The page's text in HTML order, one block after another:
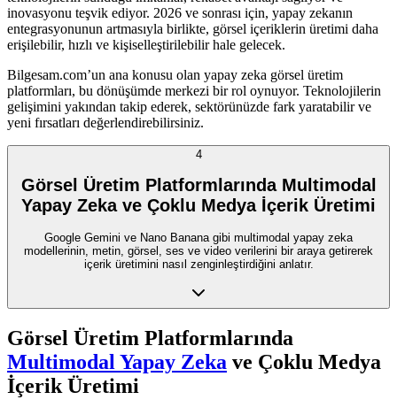
inovasyonu teşvik ediyor. 2026 ve sonrası için, yapay zekanın
entegrasyonunun artmasıyla birlikte, görsel içeriklerin üretimi daha
erişilebilir, hızlı ve kişiselleştirilebilir hale gelecek.
Bilgesam.com’un ana konusu olan yapay zeka görsel üretim
platformları, bu dönüşümde merkezi bir rol oynuyor. Teknolojilerin
gelişimini yakından takip ederek, sektörünüzde fark yaratabilir ve
yeni fırsatları değerlendirebilirsiniz.
4
Görsel Üretim Platformlarında Multimodal
Yapay Zeka ve Çoklu Medya İçerik Üretimi
Google Gemini ve Nano Banana gibi multimodal yapay zeka
modellerinin, metin, görsel, ses ve video verilerini bir araya getirerek
içerik üretimini nasıl zenginleştirdiğini anlatır.
Görsel Üretim Platformlarında
Multimodal Yapay Zeka ve Çoklu Medya
İçerik Üretimi